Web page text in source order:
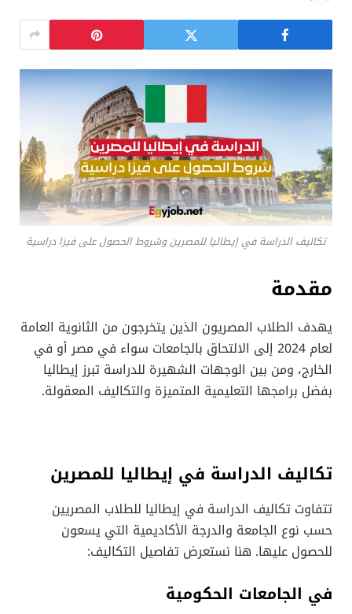
تكاليف الدراسة في إيطاليا للمصرين وشروط الحصول على فيزا دراسية
مقدمة
يهدف الطلاب المصريون الذين يتخرجون من الثانوية العامة
لعام 2024 إلى الالتحاق بالجامعات سواء في مصر أو في
الخارج، ومن بين الوجهات الشهيرة للدراسة تبرز إيطاليا
بفضل برامجها التعليمية المتميزة والتكاليف المعقولة.
تكاليف الدراسة في إيطاليا للمصرين
تتفاوت تكاليف الدراسة في إيطاليا للطلاب المصريين
حسب نوع الجامعة والدرجة الأكاديمية التي يسعون
للحصول عليها. هنا نستعرض تفاصيل التكاليف:
في الجامعات الحكومية